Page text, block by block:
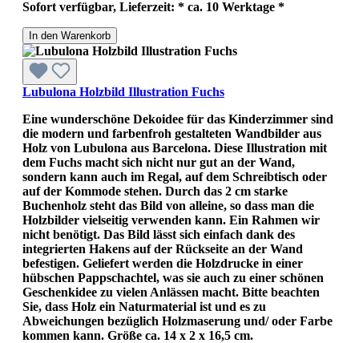
Sofort verfügbar, Lieferzeit: * ca. 10 Werktage *
In den Warenkorb
Lubulona Holzbild Illustration Fuchs
Eine wunderschöne Dekoidee für das Kinderzimmer sind
die modern und farbenfroh gestalteten Wandbilder aus
Holz von Lubulona aus Barcelona. Diese Illustration mit
dem Fuchs macht sich nicht nur gut an der Wand,
sondern kann auch im Regal, auf dem Schreibtisch oder
auf der Kommode stehen. Durch das 2 cm starke
Buchenholz steht das Bild von alleine, so dass man die
Holzbilder vielseitig verwenden kann. Ein Rahmen wir
nicht benötigt. Das Bild lässt sich einfach dank des
integrierten Hakens auf der Rückseite an der Wand
befestigen. Geliefert werden die Holzdrucke in einer
hübschen Pappschachtel, was sie auch zu einer schönen
Geschenkidee zu vielen Anlässen macht. Bitte beachten
Sie, dass Holz ein Naturmaterial ist und es zu
Abweichungen bezüglich Holzmaserung und/ oder Farbe
kommen kann. Größe ca. 14 x 2 x 16,5 cm.